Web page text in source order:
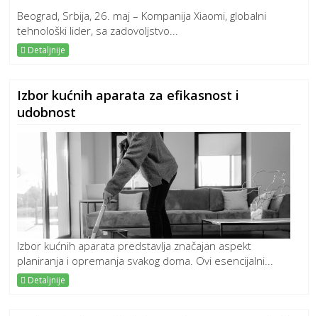
Beograd, Srbija, 26. maj – Kompanija Xiaomi, globalni
tehnološki lider, sa zadovoljstvo...
Detaljnije
Izbor kućnih aparata za efikasnost i
udobnost
Izbor kućnih aparata predstavlja značajan aspekt
planiranja i opremanja svakog doma. Ovi esencijalni...
Detaljnije